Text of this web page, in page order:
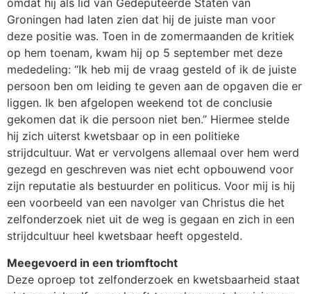
omdat hij als lid van Gedeputeerde Staten van
Groningen had laten zien dat hij de juiste man voor
deze positie was. Toen in de zomermaanden de kritiek
op hem toenam, kwam hij op 5 september met deze
mededeling: “Ik heb mij de vraag gesteld of ik de juiste
persoon ben om leiding te geven aan de opgaven die er
liggen. Ik ben afgelopen weekend tot de conclusie
gekomen dat ik die persoon niet ben.” Hiermee stelde
hij zich uiterst kwetsbaar op in een politieke
strijdcultuur. Wat er vervolgens allemaal over hem werd
gezegd en geschreven was niet echt opbouwend voor
zijn reputatie als bestuurder en politicus. Voor mij is hij
een voorbeeld van een navolger van Christus die het
zelfonderzoek niet uit de weg is gegaan en zich in een
strijdcultuur heel kwetsbaar heeft opgesteld.
Meegevoerd in een triomftocht
Deze oproep tot zelfonderzoek en kwetsbaarheid staat